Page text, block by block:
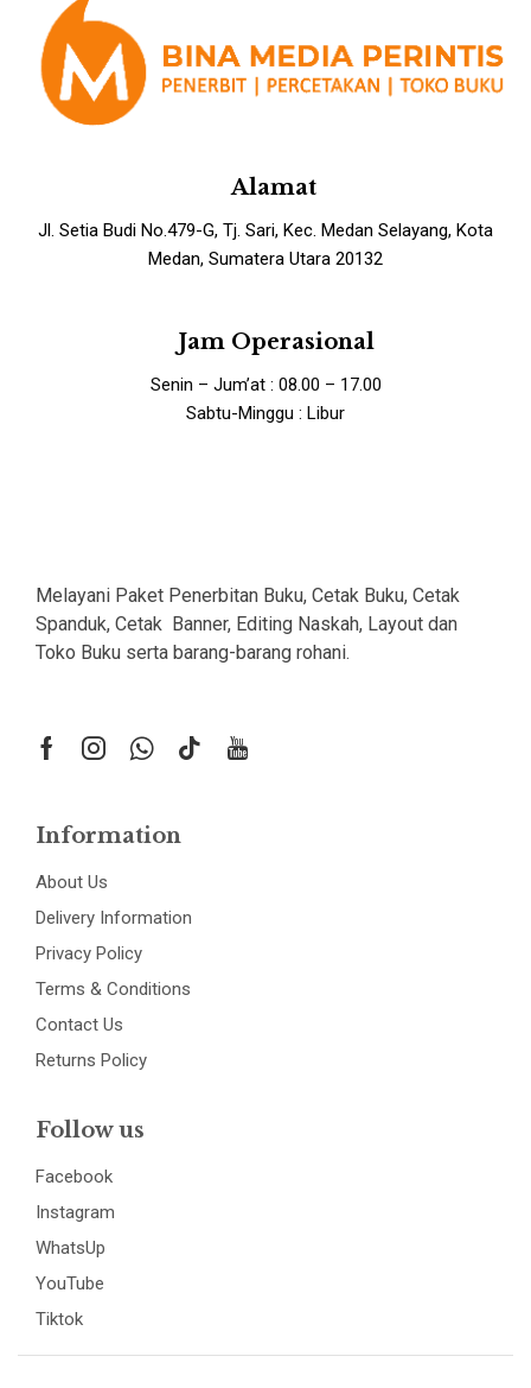
Alamat
Jl. Setia Budi No.479-G, Tj. Sari, Kec. Medan Selayang, Kota
Medan, Sumatera Utara 20132
Jam Operasional
Senin – Jum’at : 08.00 – 17.00
Sabtu-Minggu : Libur
Melayani Paket Penerbitan Buku, Cetak Buku, Cetak
Spanduk, Cetak Banner, Editing Naskah, Layout dan
Toko Buku serta barang-barang rohani.
Information
About Us
Delivery Information
Privacy Policy
Terms & Conditions
Contact Us
Returns Policy
Follow us
Facebook
Instagram
WhatsUp
YouTube
Tiktok